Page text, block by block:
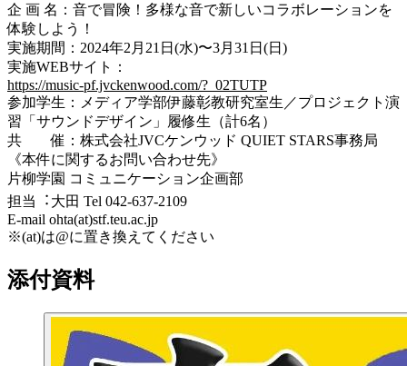
企 画 名：音で冒険！多様な音で新しいコラボレーションを
体験しよう！
実施期間：2024年2月21日(水)〜3月31日(日)
実施WEBサイト：
https://music-pf.jvckenwood.com/?_02TUTP
参加学生：メディア学部伊藤彰教研究室生／プロジェクト演
習「サウンドデザイン」履修生（計6名）
共 催：株式会社JVCケンウッド QUIET STARS事務局
《本件に関するお問い合わせ先》
⽚柳学園 コミュニケーション企画部
担当︓⼤⽥ Tel 042-637-2109
E-mail ohta(at)stf.teu.ac.jp
※(at)は@に置き換えてください
添付資料